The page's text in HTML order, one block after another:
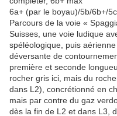
6a+ (par le boyau)/5b/6b+/5c
Parcours de la voie «
Suisses, une voie ludique
spéléologique, puis
déversante de
première et seconde
rocher gris ici, mais du
dans L2), concrétionné en
mais par contre du gaz
dès la fin de L2 et dans L3,